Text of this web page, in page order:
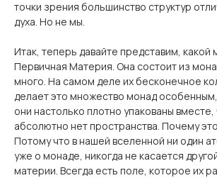
точки зрения большинство структур
духа. Но не мы.
Итак, теперь давайте представим, какой
Первичная Материя. Она состоит из
много. На самом деле их бесконечное
делает это множество монад особенным,
они настолько плотно упакованы
абсолютно нет пространства. Почему
Потому что в нашей вселенной ни один
уже о монаде, никогда не касается
материи. Всегда есть поле, которое их